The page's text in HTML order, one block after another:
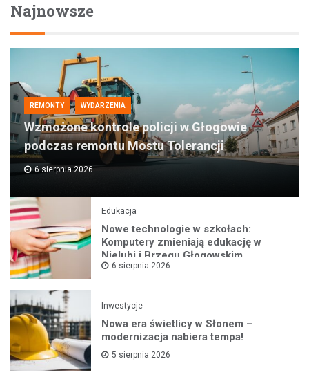
Najnowsze
REMONTY WYDARZENIA
Wzmożone kontrole policji w Głogowie
podczas remontu Mostu Tolerancji
6 sierpnia 2026
Edukacja
Nowe technologie w szkołach:
Komputery zmieniają edukację w
Nielubi i Brzegu Głogowskim
6 sierpnia 2026
Inwestycje
Nowa era świetlicy w Słonem –
modernizacja nabiera tempa!
5 sierpnia 2026